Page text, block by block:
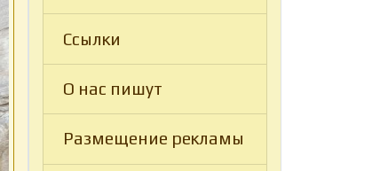
Ссылки
О нас пишут
Размещение рекламы